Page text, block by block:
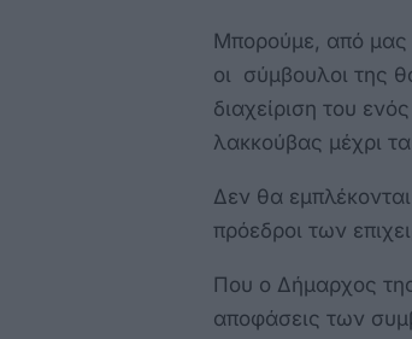
Μπορούμε, από μας
οι σύμβουλοι της
διαχείριση του
λακκούβας μέχρι τα
Δεν θα εμπλέκονται
πρόεδροι των
Που ο Δήμαρχος
αποφάσεις των